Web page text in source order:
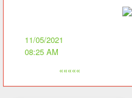
11/05/2021
08:25 AM
«««««